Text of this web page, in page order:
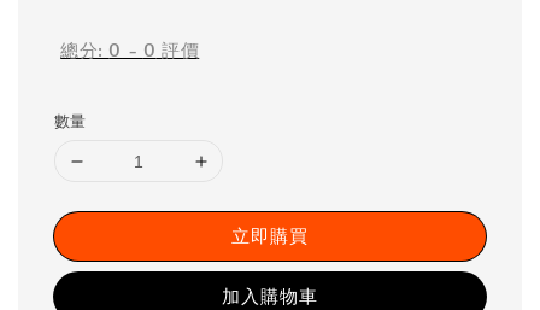
總分: 0 - 0 評價
數量
立即購買
加入購物車